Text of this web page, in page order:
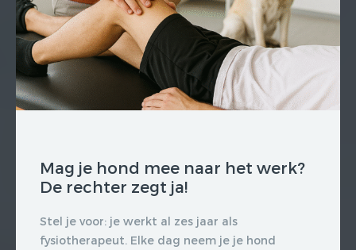
Mag je hond mee naar het werk?
De rechter zegt ja!
Stel je voor: je werkt al zes jaar als
fysiotherapeut. Elke dag neem je je hond